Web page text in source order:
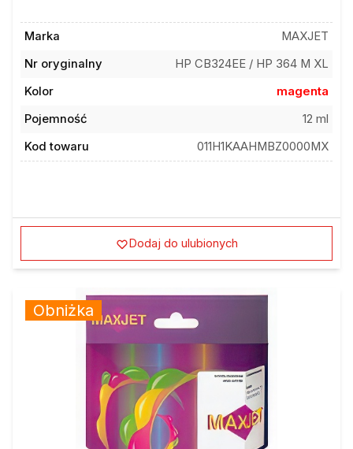
Marka
MAXJET
Nr oryginalny
HP CB324EE / HP 364 M XL
Kolor
magenta
Pojemność
12 ml
Kod towaru
011H1KAAHMBZ0000MX
Dodaj do ulubionych
Obniżka